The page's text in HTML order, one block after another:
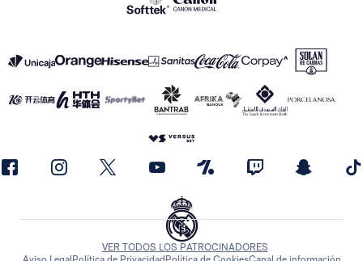
VER TODOS LOS PATROCINADORES